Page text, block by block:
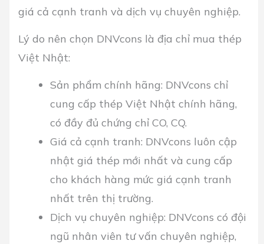
giá cả cạnh tranh và dịch vụ chuyên nghiệp.
Lý do nên chọn DNVcons là địa chỉ mua thép
Việt Nhật:
Sản phẩm chính hãng: DNVcons chỉ
cung cấp thép Việt Nhật chính hãng,
có đầy đủ chứng chỉ CO, CQ.
Giá cả cạnh tranh: DNVcons luôn cập
nhật giá thép mới nhất và cung cấp
cho khách hàng mức giá cạnh tranh
nhất trên thị trường.
Dịch vụ chuyên nghiệp: DNVcons có đội
ngũ nhân viên tư vấn chuyên nghiệp,